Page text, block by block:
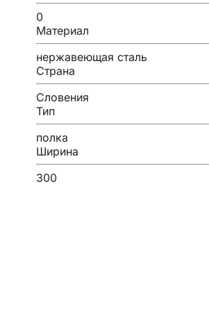
0
Материал
нержавеющая сталь
Страна
Словения
Тип
полка
Ширина
300